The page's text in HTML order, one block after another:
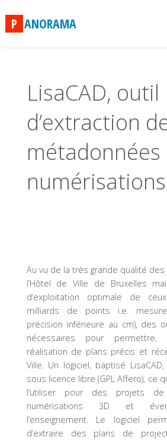
content
P ANORAMA
LisaCAD, outil
d’extraction
métadonnées
Au vu de la très grande qualité
l’Hôtel de Ville de Bruxelles
d’exploitation optimale de
milliards de points i.e.
précision inférieure au cm), des
nécessaires pour
réalisation de plans précis et
Ville. Un logiciel, baptisé
sous licence libre (GPL Affero), ce
l’utiliser pour des projets de
numérisations 3D et
l’enseignement. Le logiciel
d’extraire des plans de